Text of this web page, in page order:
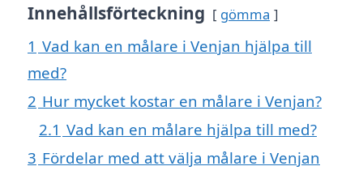
Innehållsförteckning gömma
1 Vad kan en målare i Venjan hjälpa till
med?
2 Hur mycket kostar en målare i Venjan?
2.1 Vad kan en målare hjälpa till med?
3 Fördelar med att välja målare i Venjan